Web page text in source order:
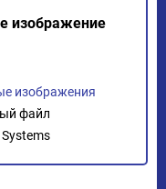
изображение
изображения
файл